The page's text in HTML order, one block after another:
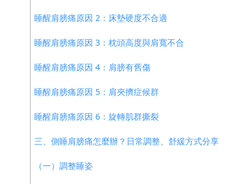
睡醒肩膀痛原因 2：床墊硬度不合適
睡醒肩膀痛原因 3：枕頭高度與肩寬不合
睡醒肩膀痛原因 4：肩膀有舊傷
睡醒肩膀痛原因 5：肩夾擠症候群
睡醒肩膀痛原因 6：旋轉肌群撕裂
三、側睡肩膀痛怎麼辦？日常調整、舒緩方式分享
（一）調整睡姿